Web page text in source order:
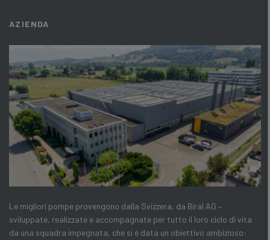
AZIENDA
Le migliori pompe provengono dalla Svizzera, da Biral AG –
sviluppate, realizzate e accompagnate per tutto il loro ciclo di vita
da una squadra impegnata, che si è data un obiettivo ambizioso: